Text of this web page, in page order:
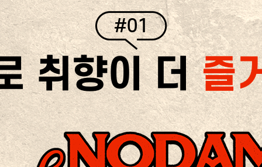
#01
취향이 더즐